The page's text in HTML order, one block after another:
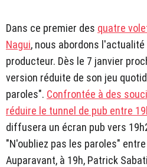
Dans ce premier des quatre
Nagui, nous abordons
producteur. Dès le 7 janvier
version réduite de son jeu
paroles". Confrontée à des
réduire le tunnel de pub entre
diffusera un écran pub vers
"N'oubliez pas les paroles"
Auparavant, à 19h, Patrick